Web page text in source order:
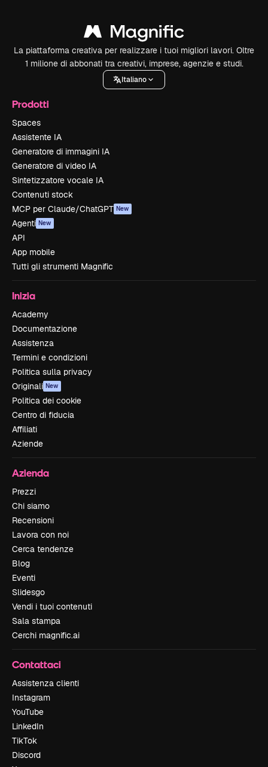
La piattaforma creativa per realizzare i tuoi migliori lavori. Oltre
1 milione di abbonati tra creativi, imprese, agenzie e studi.
Italiano
Prodotti
Spaces
Assistente IA
Generatore di immagini IA
Generatore di video IA
Sintetizzatore vocale IA
Contenuti stock
MCP per Claude/ChatGPT New
Agenti New
API
App mobile
Tutti gli strumenti Magnific
Inizia
Academy
Documentazione
Assistenza
Termini e condizioni
Politica sulla privacy
Originali New
Politica dei cookie
Centro di fiducia
Affiliati
Aziende
Azienda
Prezzi
Chi siamo
Recensioni
Lavora con noi
Cerca tendenze
Blog
Eventi
Slidesgo
Vendi i tuoi contenuti
Sala stampa
Cerchi magnific.ai
Contattaci
Assistenza clienti
Instagram
YouTube
LinkedIn
TikTok
Discord